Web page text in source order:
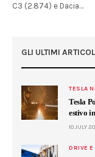
C3 (2.874) e Dacia…
GLI ULTIMI
TESLA
Tesla
estivo
10 JULY
DRIVE E